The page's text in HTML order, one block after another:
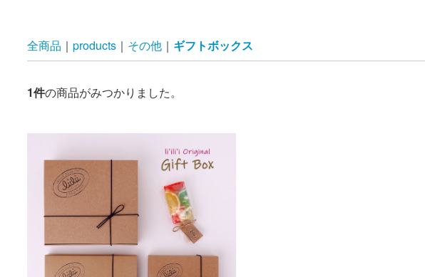
全商品 products その他 ギフトボックス
1件の商品がみつかりました。